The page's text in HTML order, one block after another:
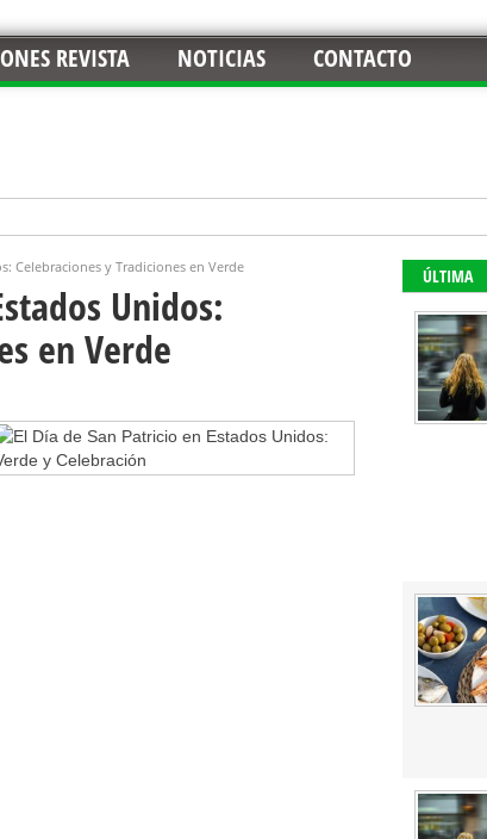
REVISTA NOTICIAS CONTACTO
Celebraciones y Tradiciones en Verde
Unidos:
en Verde
ÚLTIMA